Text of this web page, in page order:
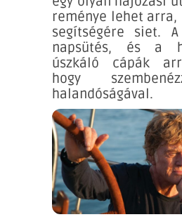
reménye lehet arra,
segítségére siet.
napsütés, és a
úszkáló cápák
hogy
halandóságával.